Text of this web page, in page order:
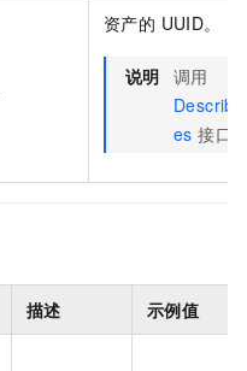
资产的 UUID。
说明 调用
es 接口
描述 示例值